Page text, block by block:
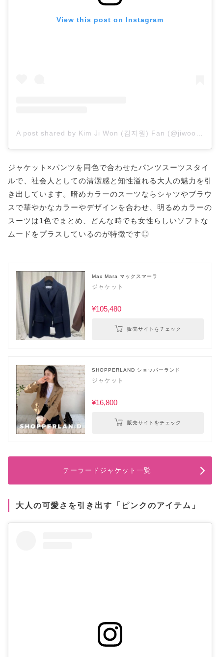
View this post on Instagram
ジャケット×パンツを同色で合わせたパンツスーツスタイ
ルで、社会人としての清潔感と知性溢れる大人の魅力を引
き出しています。暗めカラーのスーツならシャツやブラウ
スで華やかなカラーやデザインを合わせ、明るめカラーの
スーツは1色でまとめ、どんな時でも女性らしいソフトな
ムードをプラスしているのが特徴です◎
Max Mara マックスマーラ
ジャケット
¥105,480
販売サイトをチェック
SHOPPERLAND ショッパーランド
ジャケット
¥16,800
販売サイトをチェック
テーラードジャケット一覧
大人の可愛さを引き出す「ピンクのアイテム」